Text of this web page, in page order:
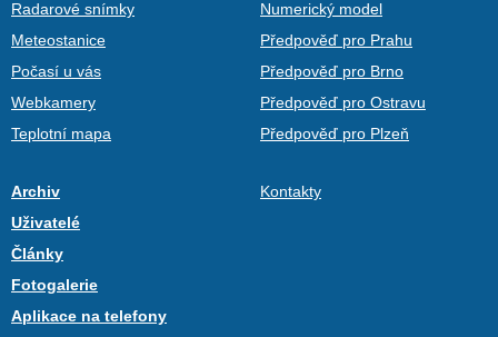
Radarové snímky
Meteostanice
Počasí u vás
Webkamery
Teplotní mapa
Numerický model
Předpověď pro Prahu
Předpověď pro Brno
Předpověď pro Ostravu
Předpověď pro Plzeň
Archiv
Uživatelé
Články
Fotogalerie
Aplikace na telefony
Kontakty